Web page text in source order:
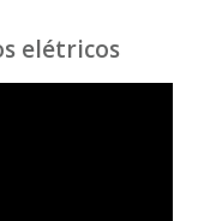
elétricos